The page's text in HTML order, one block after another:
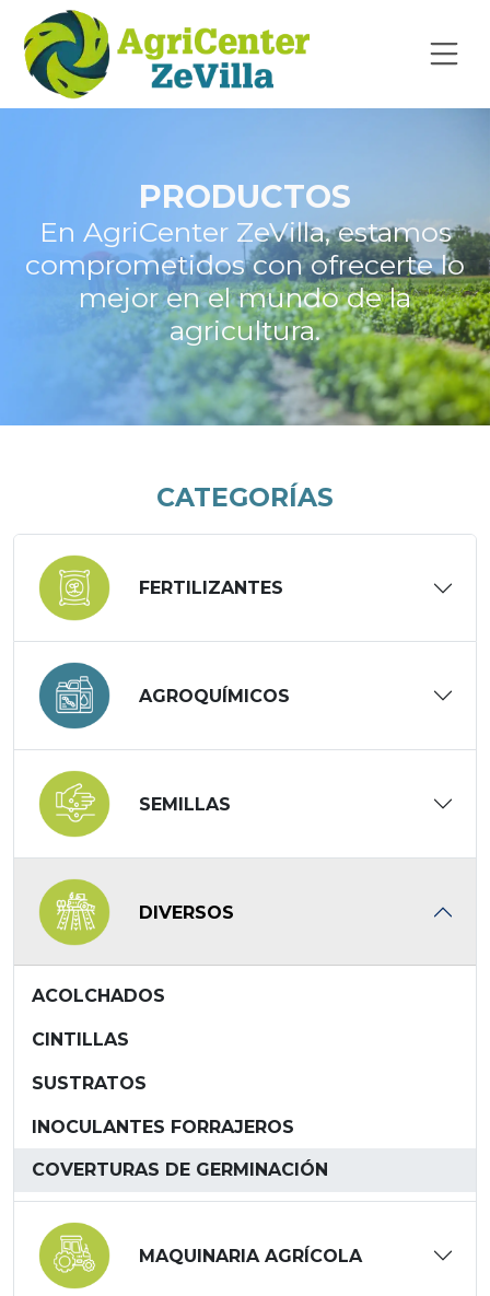
PRODUCTOS
En AgriCenter ZeVilla, estamos
comprometidos con ofrecerte lo
mejor en el mundo de la
agricultura.
CATEGORÍAS
FERTILIZANTES
AGROQUÍMICOS
SEMILLAS
DIVERSOS
ACOLCHADOS
CINTILLAS
SUSTRATOS
INOCULANTES FORRAJEROS
COVERTURAS DE GERMINACIÓN
MAQUINARIA AGRÍCOLA